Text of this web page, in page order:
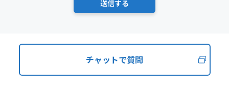
チャットで質問